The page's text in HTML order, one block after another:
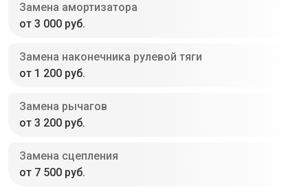
Замена амортизатора
от 3 000 руб.
Замена наконечника рулевой тяги
от 1 200 руб.
Замена рычагов
от 3 200 руб.
Замена сцепления
от 7 500 руб.